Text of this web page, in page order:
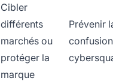
Cibler
différents
marchés ou
protéger la
marque
Prévenir